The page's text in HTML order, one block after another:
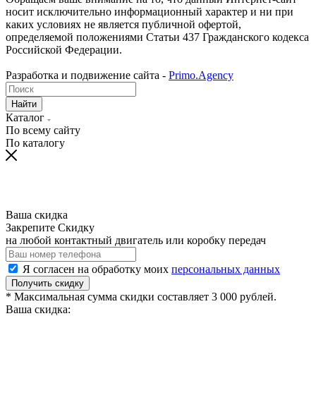
носит исключительно информационный характер и ни при
каких условиях не является публичной офертой,
определяемой положениями Статьи 437 Гражданского кодекса
Российской Федерации.
Разработка и подвижение сайта - Primo.Agency
Найти
Каталог
По всему сайту
По каталогу
Ваша скидка
Закрепите Скидку
на любой контактный двигатель или коробку передач
Я согласен на обработку моих персональных данных
Получить скидку
* Максимальная сумма скидки составляет 3 000 рублей.
Ваша скидка: